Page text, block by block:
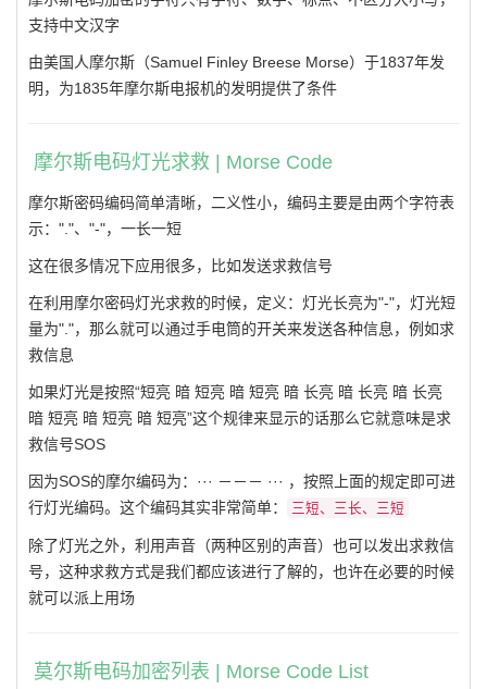
支持中文汉字
由美国人摩尔斯（Samuel Finley Breese Morse）于1837年发
明，为1835年摩尔斯电报机的发明提供了条件
摩尔斯电码灯光求救 | Morse Code
摩尔斯密码编码简单清晰，二义性小，编码主要是由两个字符表
示："."、"-"，一长一短
这在很多情况下应用很多，比如发送求救信号
在利用摩尔密码灯光求救的时候，定义：灯光长亮为"-"，灯光短
量为"."，那么就可以通过手电筒的开关来发送各种信息，例如求
救信息
如果灯光是按照“短亮 暗 短亮 暗 短亮 暗 长亮 暗 长亮 暗 长亮
暗 短亮 暗 短亮 暗 短亮”这个规律来显示的话那么它就意味是求
救信号SOS
因为SOS的摩尔编码为：··· －－－ ··· ，按照上面的规定即可进
行灯光编码。这个编码其实非常简单：
三短、三长、三短
除了灯光之外，利用声音（两种区别的声音）也可以发出求救信
号，这种求救方式是我们都应该进行了解的，也许在必要的时候
就可以派上用场
莫尔斯电码加密列表 | Morse Code List